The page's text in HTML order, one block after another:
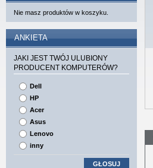
Nie masz produktów w koszyku.
ANKIETA
JAKI JEST TWÓJ ULUBIONY
PRODUCENT KOMPUTERÓW?
Dell
HP
Acer
Asus
Lenovo
inny
GŁOSUJ